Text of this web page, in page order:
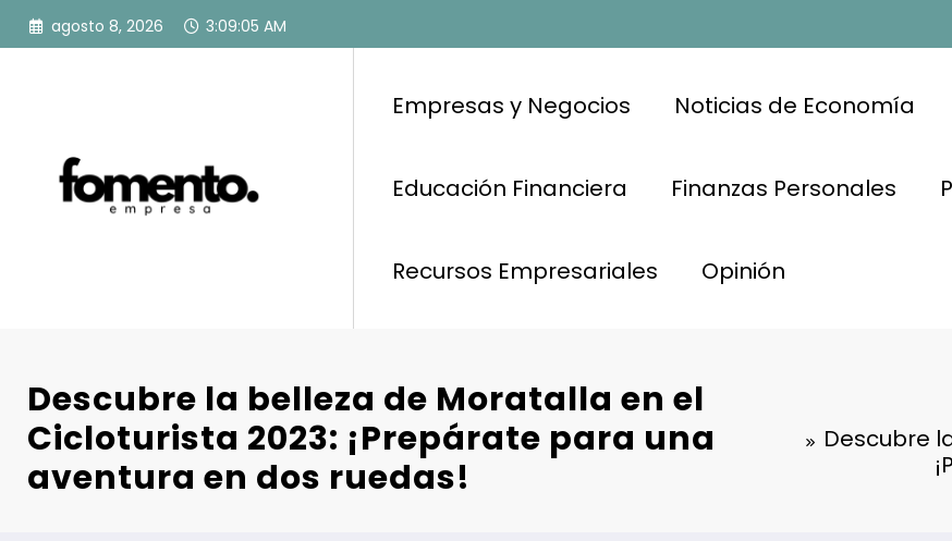
Saltar
agosto 8, 2026 3:09:06 AM
Empresas y Negocios Noticias de Economía
Educación Financiera Finanzas Personales
Recursos Empresariales Opinión
Descubre la belleza de Moratalla en el
Cicloturista 2023: ¡Prepárate para una
aventura en dos ruedas!
Descubre